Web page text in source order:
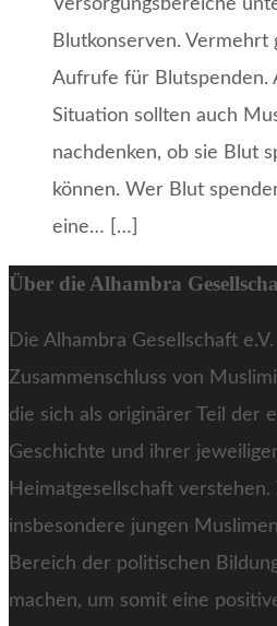
Versorgungsbereiche
Blutkonserven. Vermehrt
Aufrufe für Blutspenden.
Situation sollten auch
nachdenken, ob sie Blut
können. Wer Blut
eine… […]
Über die Alhambra
Die Alhambra Gesellschaft
Zusammenschluss von
die sich als originärer Teil der
Geschichte und ihrer
Heimatgesellschaft verstehen.
insbesondere jungen
Bereich der politischen
machen, um somit eine